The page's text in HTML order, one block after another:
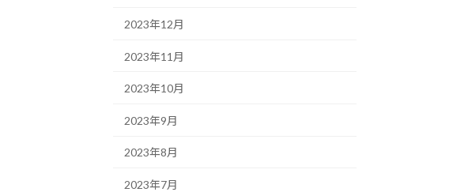
2023年12月
2023年11月
2023年10月
2023年9月
2023年8月
2023年7月